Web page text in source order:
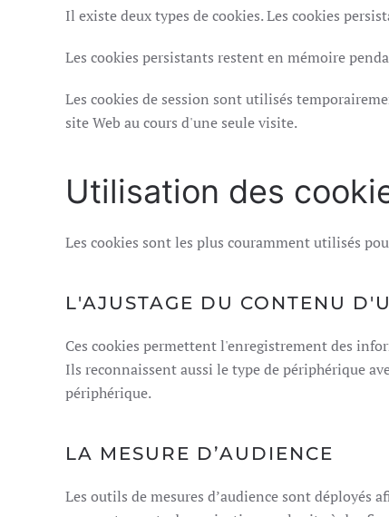
Il existe deux types de cookies. Les cookies
Les cookies persistants restent en mémoire
Les cookies de session sont utilisés
site Web au cours d'une seule visite.
Utilisation des
Les cookies sont les plus couramment utilisés
L'AJUSTAGE DU CONTENU
Ces cookies permettent l'enregistrement des
Ils reconnaissent aussi le type de périphérique
périphérique.
LA MESURE D’AUDIENCE
Les outils de mesures d’audience sont déployés